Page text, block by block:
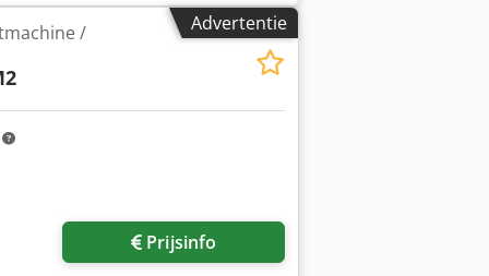
Advertentie
/
Prijsinfo